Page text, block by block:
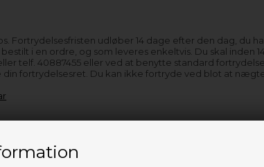
Fortrydelsesfristen udløber 14 dage efter den dag, du
i en ordre, og som leveres enkeltvis. Du skal inden
telf. 40887455 eller ved at benytte standard
fortrydelsesret. Du kan ikke fortryde ved blot at
14 dage dage efter du har meddelt os , at du
fra tidpunktet for varens levering. Hvis du er i tvivl
40887455